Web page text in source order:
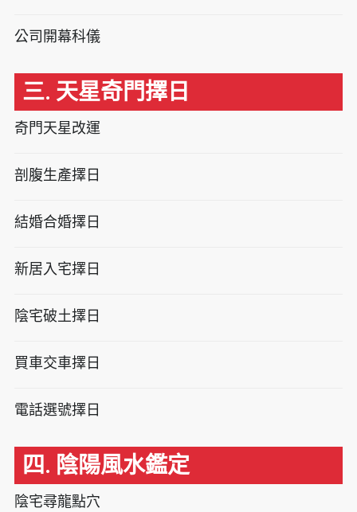
公司開幕科儀
三. 天星奇門擇日
奇門天星改運
剖腹生產擇日
結婚合婚擇日
新居入宅擇日
陰宅破土擇日
買車交車擇日
電話選號擇日
四. 陰陽風水鑑定
陰宅尋龍點穴